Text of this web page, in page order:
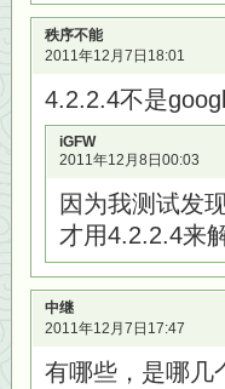
秩序不能
2011年12月7日18:01
4.2.2.4不是
iGFW
2011年12月8日00:03
因为我测试发
才用4.2.2.4来
中继
2011年12月7日17:47
有哪些，是哪几